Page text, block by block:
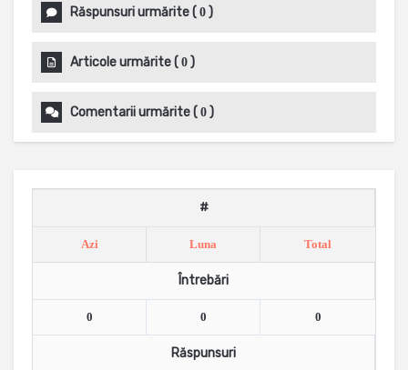
Răspunsuri urmărite( 0 )
Articole urmărite( 0 )
Comentarii urmărite( 0 )
#
Azi Luna Total
Întrebări
0 0 0
Răspunsuri